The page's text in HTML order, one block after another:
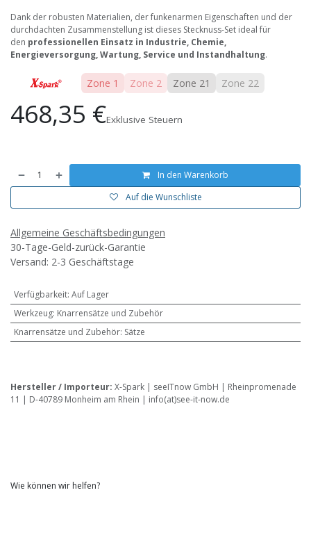
Dank der robusten Materialien, der funkenarmen Eigenschaften und der
durchdachten Zusammenstellung ist dieses Stecknuss-Set ideal für
den professionellen Einsatz in Industrie, Chemie,
Energieversorgung, Wartung, Service und Instandhaltung.
Zone 1 Zone 2 Zone 21 Zone 22
468,35 €Exklusive Steuern
In den Warenkorb
Auf die Wunschliste
Allgemeine Geschäftsbedingungen
30-Tage-Geld-zurück-Garantie
Versand: 2-3 Geschäftstage
Verfügbarkeit: Auf Lager
Werkzeug: Knarrensätze und Zubehör
Knarrensätze und Zubehör: Sätze
Hersteller / Importeur: X-Spark | seeITnow GmbH | Rheinpromenade
11 | D-40789 Monheim am Rhein | info(at)see-it-now.de
Wie können wir helfen?